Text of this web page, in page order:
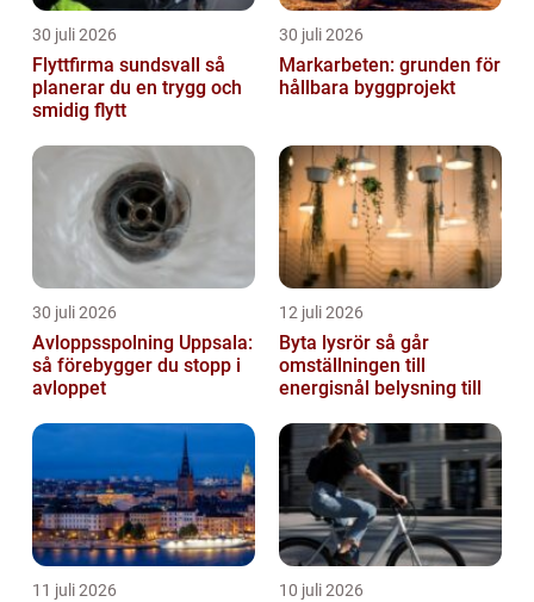
30 juli 2026
Flyttfirma sundsvall så
planerar du en trygg och
smidig flytt
30 juli 2026
Markarbeten: grunden för
hållbara byggprojekt
30 juli 2026
Avloppsspolning Uppsala:
så förebygger du stopp i
avloppet
12 juli 2026
Byta lysrör så går
omställningen till
energisnål belysning till
11 juli 2026 10 juli 2026